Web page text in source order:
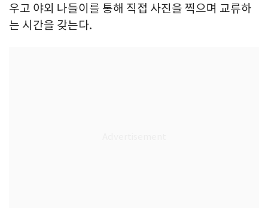
우고 야외 나들이를 통해 직접 사진을 찍으며 교류하
는 시간을 갖는다.